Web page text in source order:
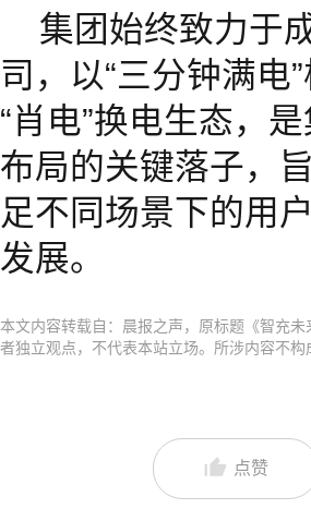
集团始终致力于
司，以“三分钟满电
“肖电”换电生态，
布局的关键落子，
足不同场景下的用
发展。
本文内容转载自：晨报之声，原标题《智充
者独立观点，不代表本站立场。所涉内容不
点赞